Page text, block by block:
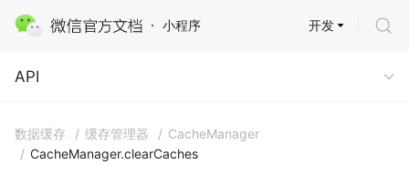
小程序
API
开发
API
数据缓存 / 缓存管理器 / CacheManager
/ CacheManager.clearCaches